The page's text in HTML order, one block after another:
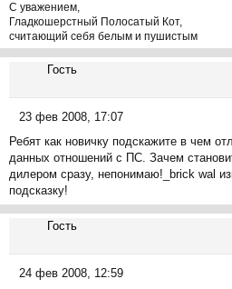
С уважением,
Гладкошерстный Полосатый Кот,
считающий себя белым и пушистым
Гость
о
о
б
щ
23 фев 2008, 17:07
Ребят как новичку подскажите в чем
данных отношений с ПС. Зачем
дилером сразу, непонимаю!_brick wal
подсказку!
Гость
24 фев 2008, 12:59